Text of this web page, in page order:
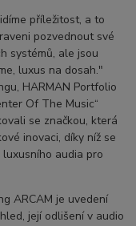
příležitost, a to
pozvednout své
systémů, ale jsou
luxus na dosah."
HARMAN Portfolio
Of The Music“
se značkou, která
inovaci, díky níž se
audia pro
ARCAM je uvedení
její odlišení v audio